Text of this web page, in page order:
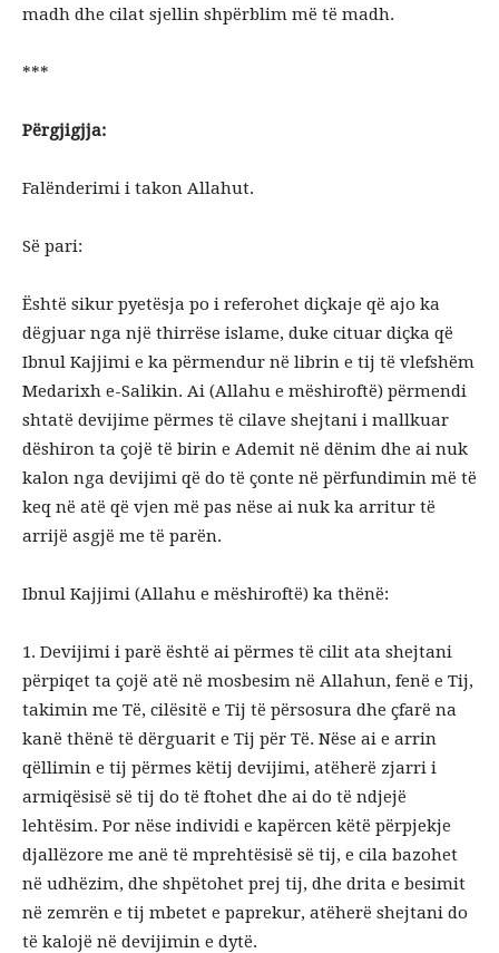
madh dhe cilat sjellin shpërblim më të madh.
***
Përgjigjja:
Falënderimi i takon Allahut.
Së pari:
Është sikur pyetësja po i referohet diçkaje që ajo ka
dëgjuar nga një thirrëse islame, duke cituar diçka që
Ibnul Kajjimi e ka përmendur në librin e tij të vlefshëm
Medarixh e-Salikin. Ai (Allahu e mëshiroftë) përmendi
shtatë devijime përmes të cilave shejtani i mallkuar
dëshiron ta çojë të birin e Ademit në dënim dhe ai nuk
kalon nga devijimi që do të çonte në përfundimin më të
keq në atë që vjen më pas nëse ai nuk ka arritur të
arrijë asgjë me të parën.
Ibnul Kajjimi (Allahu e mëshiroftë) ka thënë:
1. Devijimi i parë është ai përmes të cilit ata shejtani
përpiqet ta çojë atë në mosbesim në Allahun, fenë e Tij,
takimin me Të, cilësitë e Tij të përsosura dhe çfarë na
kanë thënë të dërguarit e Tij për Të. Nëse ai e arrin
qëllimin e tij përmes këtij devijimi, atëherë zjarri i
armiqësisë së tij do të ftohet dhe ai do të ndjejë
lehtësim. Por nëse individi e kapërcen këtë përpjekje
djallëzore me anë të mprehtësisë së tij, e cila bazohet
në udhëzim, dhe shpëtohet prej tij, dhe drita e besimit
në zemrën e tij mbetet e paprekur, atëherë shejtani do
të kalojë në devijimin e dytë.